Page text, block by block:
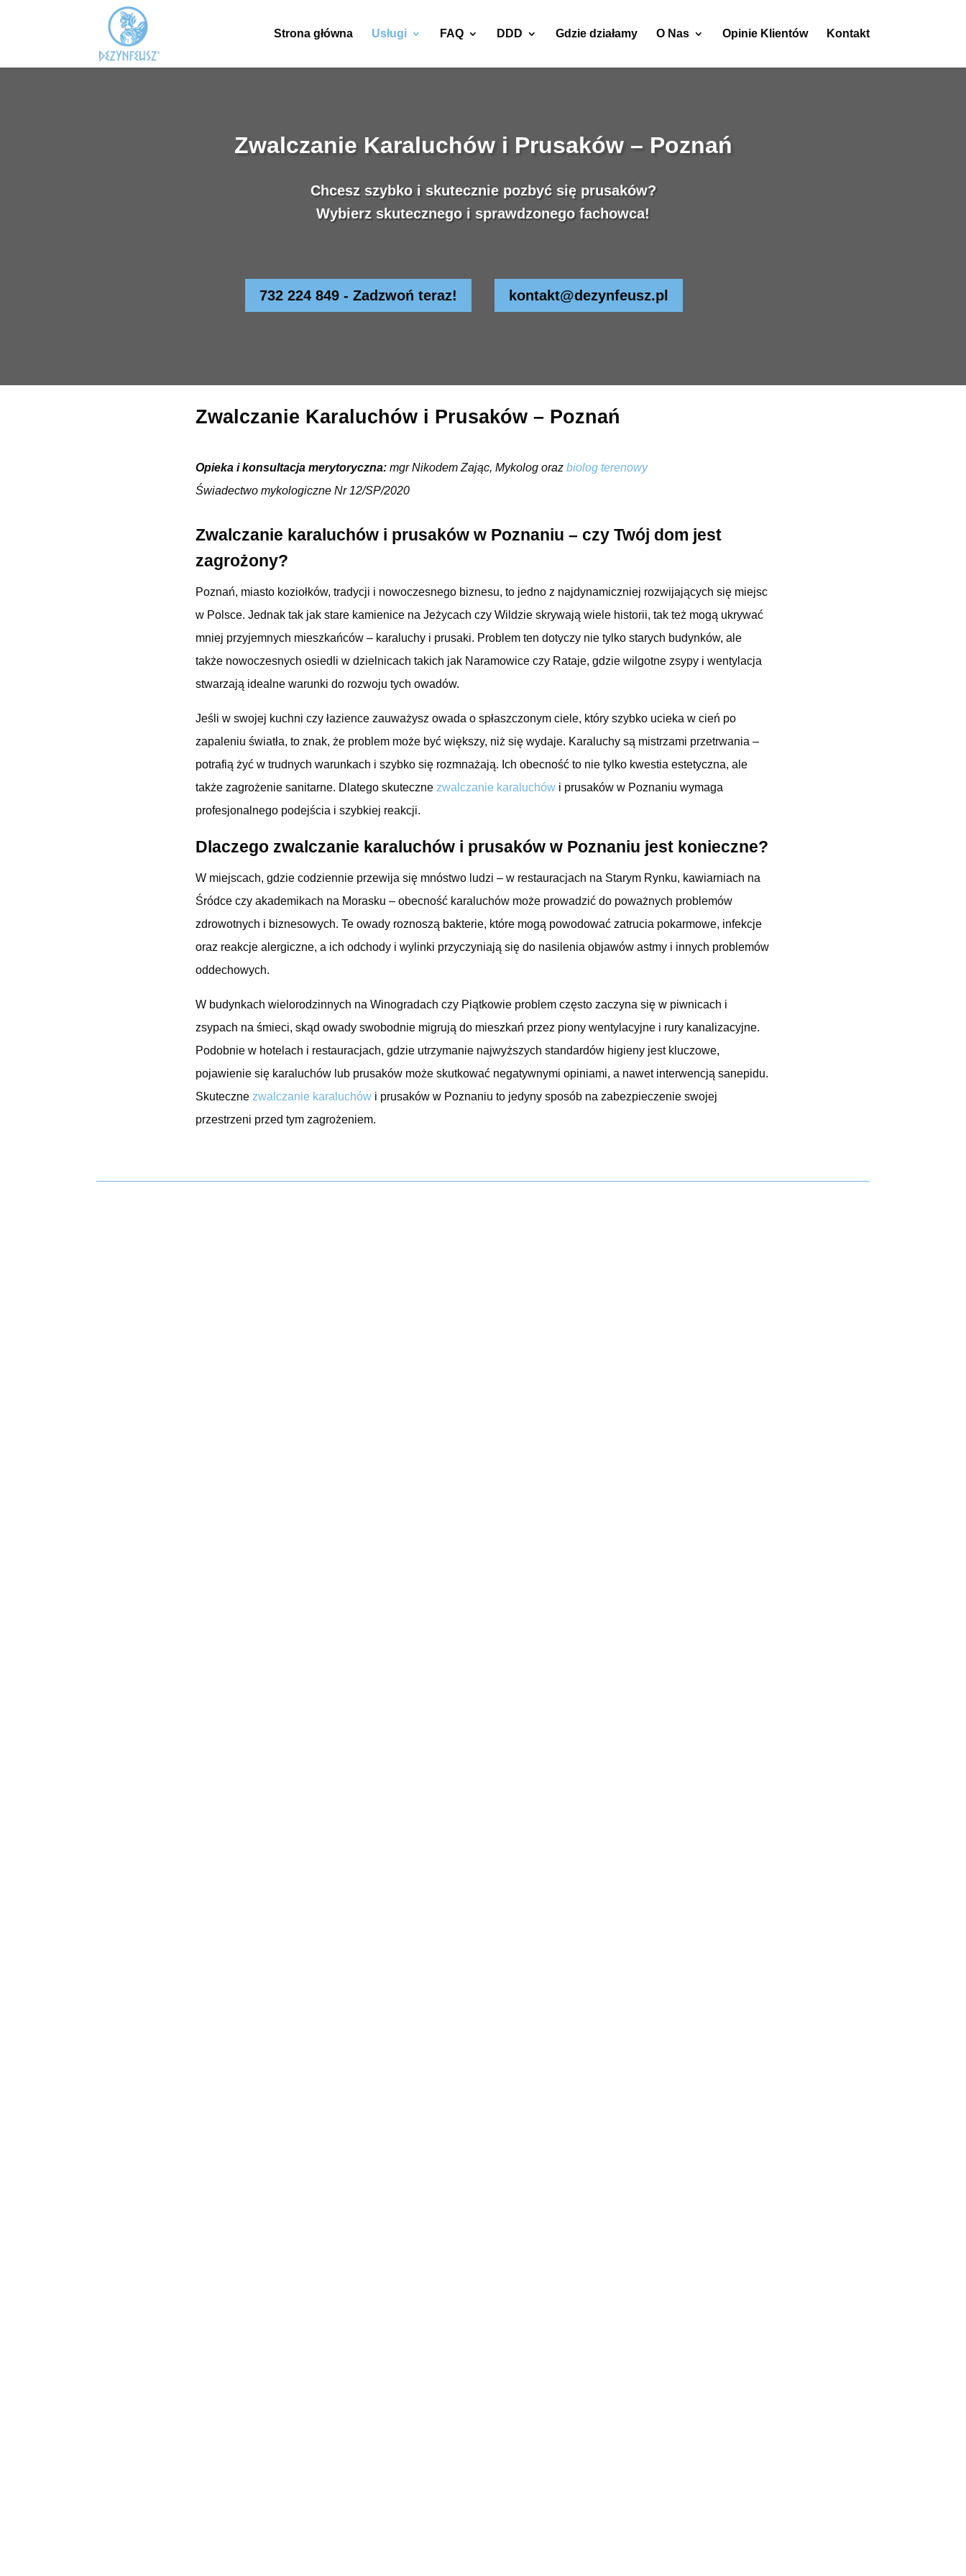
Strona główna Usługi FAQ DDD Gdzie działamy O Nas Opinie Klientów Kontakt
Zwalczanie Karaluchów i Prusaków – Poznań
Chcesz szybko i skutecznie pozbyć się prusaków?
Wybierz skutecznego i sprawdzonego fachowca!
732 224 849 - Zadzwoń teraz! kontakt@dezynfeusz.pl
Zwalczanie Karaluchów i Prusaków – Poznań
Opieka i konsultacja merytoryczna: mgr Nikodem Zając, Mykolog oraz biolog terenowy
Świadectwo mykologiczne Nr 12/SP/2020
Zwalczanie karaluchów i prusaków w Poznaniu – czy Twój dom jest
zagrożony?
Poznań, miasto koziołków, tradycji i nowoczesnego biznesu, to jedno z najdynamiczniej rozwijających się miejsc
w Polsce. Jednak tak jak stare kamienice na Jeżycach czy Wildzie skrywają wiele historii, tak też mogą ukrywać
mniej przyjemnych mieszkańców – karaluchy i prusaki. Problem ten dotyczy nie tylko starych budynków, ale
także nowoczesnych osiedli w dzielnicach takich jak Naramowice czy Rataje, gdzie wilgotne zsypy i wentylacja
stwarzają idealne warunki do rozwoju tych owadów.
Jeśli w swojej kuchni czy łazience zauważysz owada o spłaszczonym ciele, który szybko ucieka w cień po
zapaleniu światła, to znak, że problem może być większy, niż się wydaje. Karaluchy są mistrzami przetrwania –
potrafią żyć w trudnych warunkach i szybko się rozmnażają. Ich obecność to nie tylko kwestia estetyczna, ale
także zagrożenie sanitarne. Dlatego skuteczne zwalczanie karaluchów i prusaków w Poznaniu wymaga
profesjonalnego podejścia i szybkiej reakcji.
Dlaczego zwalczanie karaluchów i prusaków w Poznaniu jest konieczne?
W miejscach, gdzie codziennie przewija się mnóstwo ludzi – w restauracjach na Starym Rynku, kawiarniach na
Śródce czy akademikach na Morasku – obecność karaluchów może prowadzić do poważnych problemów
zdrowotnych i biznesowych. Te owady roznoszą bakterie, które mogą powodować zatrucia pokarmowe, infekcje
oraz reakcje alergiczne, a ich odchody i wylinki przyczyniają się do nasilenia objawów astmy i innych problemów
oddechowych.
W budynkach wielorodzinnych na Winogradach czy Piątkowie problem często zaczyna się w piwnicach i
zsypach na śmieci, skąd owady swobodnie migrują do mieszkań przez piony wentylacyjne i rury kanalizacyjne.
Podobnie w hotelach i restauracjach, gdzie utrzymanie najwyższych standardów higieny jest kluczowe,
pojawienie się karaluchów lub prusaków może skutkować negatywnymi opiniami, a nawet interwencją sanepidu.
Skuteczne zwalczanie karaluchów i prusaków w Poznaniu to jedyny sposób na zabezpieczenie swojej
przestrzeni przed tym zagrożeniem.